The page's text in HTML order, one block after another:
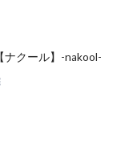
ナクール】-nakool-